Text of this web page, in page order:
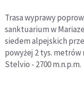
Trasa wyprawy
sanktuarium w
siedem alpejskich
powyżej 2 tys. metrów
Stelvio - 2700 m.n.p.m.